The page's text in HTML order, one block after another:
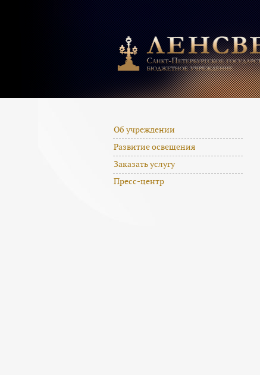
Об учреждении
Развитие освещения
Заказать услугу
Пресс-центр